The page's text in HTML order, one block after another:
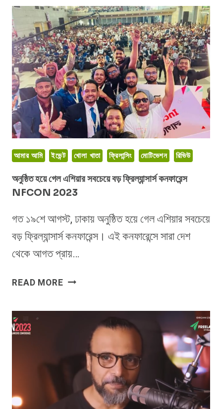
আমাদের
মুক্তাগাছার
TEXA
GENIE
এর
HASANUL
SWAPAN
ভাই
তার
কয়েকজন
টিম
মেম্বার
আমার আমি ইভেন্ট খোলা খাতা ফ্রিলান্সিং মোটিভেশন রিভিউ
অনুষ্ঠিত হয়ে গেল এশিয়ার সবচেয়ে বড় ফ্রিল্যান্সার্স কনফারেন্স
NFCON 2023
গত ১৯শে আগস্ট, ঢাকায় অনুষ্ঠিত হয়ে গেল এশিয়ার সবচেয়ে
বড় ফ্রিল্যান্সার্স কনফারেন্স। এই কনফারেন্সে সারা দেশ
থেকে আগত প্রায়…
READ MOREঅনুষ্ঠিত
ফ্রিল্যান্সার্স
কনফারেন্স
NFCON